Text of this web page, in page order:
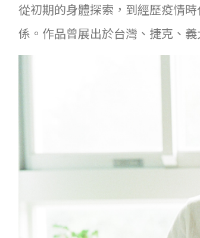
從初期的身體探索，到經歷疫情
係。作品曾展出於台灣、捷克、